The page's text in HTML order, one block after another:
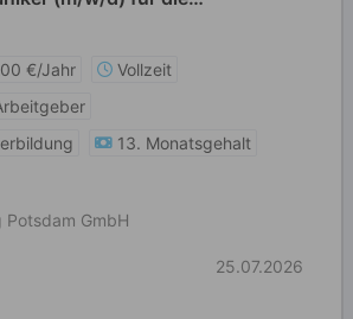
€/Jahr
Vollzeit
13. Monatsgehalt
GmbH
25.07.2026